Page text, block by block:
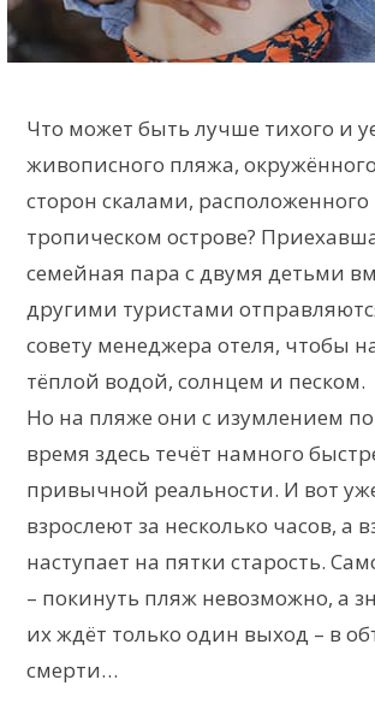
Что может быть лучше тихого и
живописного пляжа, окружённого
сторон скалами,
тропическом острове?
семейная пара с двумя детьми
другими туристами
совету менеджера отеля, чтобы
тёплой водой, солнцем и песком.
Но на пляже они с изумлением
время здесь течёт намного
привычной реальности. И вот
взрослеют за несколько часов, а
наступает на пятки старость.
– покинуть пляж невозможно, а
их ждёт только один выход – в
смерти…